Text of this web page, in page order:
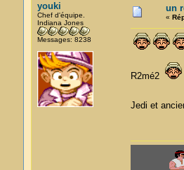
youki
Chef d'équipe.
Indiana Jones
Messages: 8238
un
«
R2mé2
Jedi et